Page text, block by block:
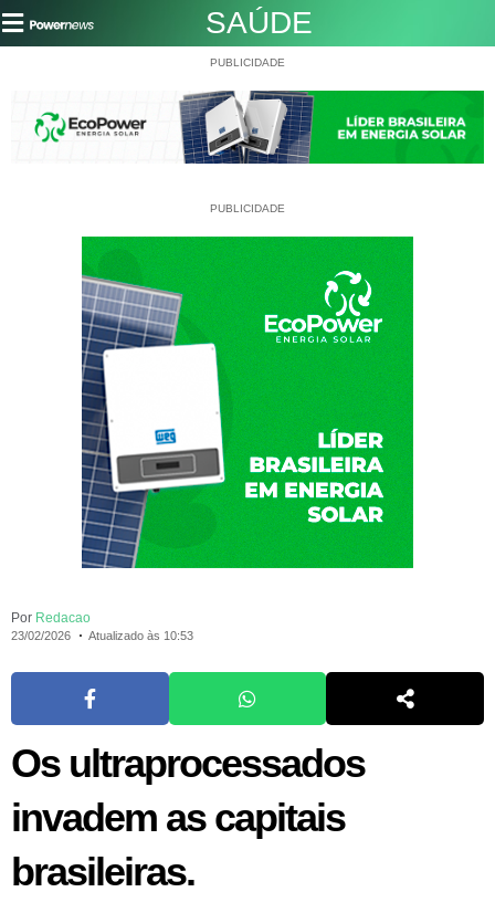
SAÚDE
PUBLICIDADE
PUBLICIDADE
Por Redacao
23/02/2026 Atualizado às 10:53
Os ultraprocessados
invadem as capitais
brasileiras.